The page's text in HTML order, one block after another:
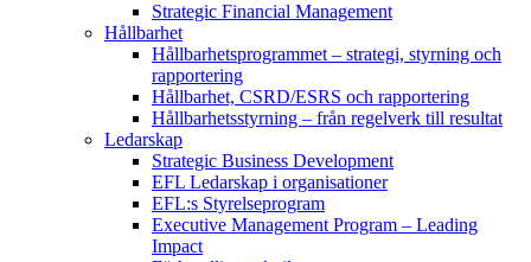
Strategic Financial Management
Hållbarhet
Hållbarhetsprogrammet – strategi, styrning och
rapportering
Hållbarhet, CSRD/ESRS och rapportering
Hållbarhetsstyrning – från regelverk till resultat
Ledarskap
Strategic Business Development
EFL Ledarskap i organisationer
EFL:s Styrelseprogram
Executive Management Program – Leading
Impact